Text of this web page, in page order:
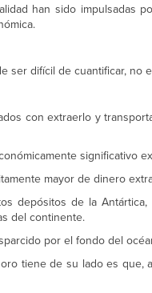
han sido impulsadas
ser difícil de cuantificar, no
con extraerlo y
significativo
mayor de dinero
depósitos de la
del continente.
por el fondo del
tiene de su lado es